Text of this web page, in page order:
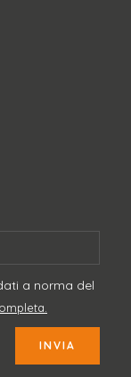
a norma del
INVIA